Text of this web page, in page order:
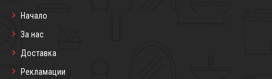
Начало
За нас
Доставка
Рекламации